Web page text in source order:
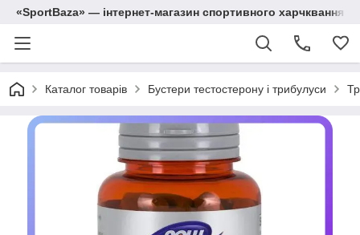
«SportBaza» — інтернет-магазин спортивного харчквання
Каталог товарів Бустери тестостерону і трибулуси